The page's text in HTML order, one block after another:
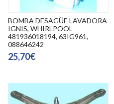
BOMBA DESAGÜE LAVADORA
IGNIS, WHIRLPOOL
481936018194, 63IG961,
088646242
25,70€